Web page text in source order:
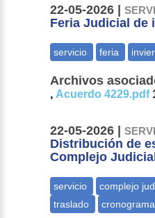
22-05-2026 |
Feria Judicial de
Archivos
, Acuerdo 4229.pdf
22-05-2026 |
Distribución de
Complejo